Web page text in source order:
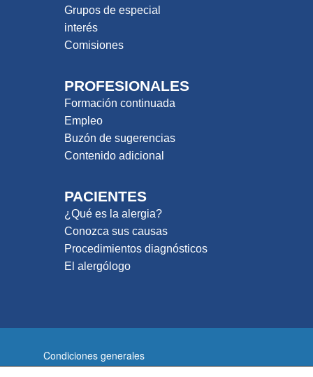
Grupos de especial
interés
Comisiones
PROFESIONALES
Formación continuada
Empleo
Buzón de sugerencias
Contenido adicional
PACIENTES
¿Qué es la alergia?
Conozca sus causas
Procedimientos diagnósticos
El alergólogo
Condiciones generales